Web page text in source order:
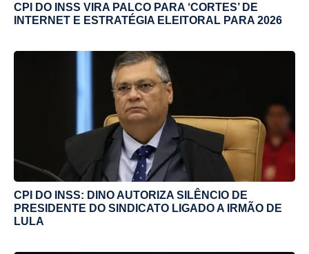
CPI DO INSS VIRA PALCO PARA ‘CORTES’ DE
INTERNET E ESTRATÉGIA ELEITORAL PARA 2026
CPI DO INSS: DINO AUTORIZA SILÊNCIO DE
PRESIDENTE DO SINDICATO LIGADO A IRMÃO DE
LULA